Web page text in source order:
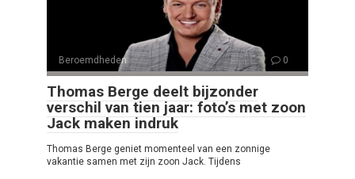
Beroemdheden 0
Thomas Berge deelt bijzonder
verschil van tien jaar: foto’s met zoon
Jack maken indruk
Thomas Berge geniet momenteel van een zonnige
vakantie samen met zijn zoon Jack. Tijdens